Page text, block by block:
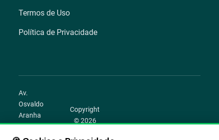
Termos de Uso
Política de Privacidade
Av.
Osvaldo
Aranha
1022 –
Bom
Copyright
© 2026